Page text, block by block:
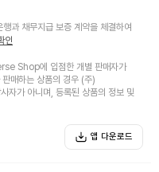
과 채무지급 보증 계약을 체결하여
인
Shop에 입점한 개별 판매자가
매하는 상품의 경우 (주)
자가 아니며, 등록된 상품의 정보 및
앱 다운로드